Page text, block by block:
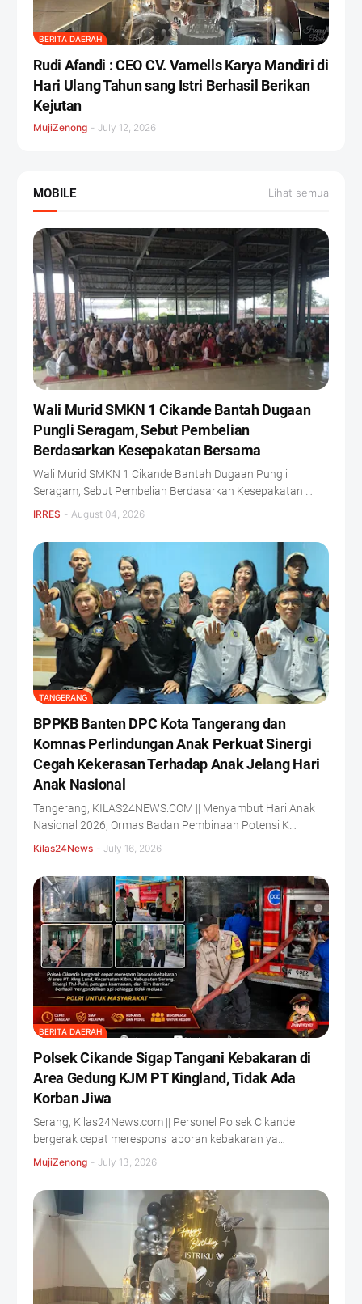
BERITA DAERAH
Rudi Afandi : CEO CV. Vamells Karya Mandiri di
Hari Ulang Tahun sang Istri Berhasil Berikan
Kejutan ‎
MujiZenong - July 12, 2026
MOBILE Lihat semua
Wali Murid SMKN 1 Cikande Bantah Dugaan
Pungli Seragam, Sebut Pembelian
Berdasarkan Kesepakatan Bersama
Wali Murid SMKN 1 Cikande Bantah Dugaan Pungli
Seragam, Sebut Pembelian Berdasarkan Kesepakatan …
IRRES - August 04, 2026
TANGERANG
BPPKB Banten DPC Kota Tangerang dan
Komnas Perlindungan Anak Perkuat Sinergi
Cegah Kekerasan Terhadap Anak Jelang Hari
Anak Nasional
Tangerang, KILAS24NEWS.COM || Menyambut Hari Anak
Nasional 2026, Ormas Badan Pembinaan Potensi K…
Kilas24News - July 16, 2026
BERITA DAERAH
Polsek Cikande Sigap Tangani Kebakaran di
Area Gedung KJM PT Kingland, Tidak Ada
Korban Jiwa
Serang, Kilas24News.com || Personel Polsek Cikande
bergerak cepat merespons laporan kebakaran ya…
MujiZenong - July 13, 2026